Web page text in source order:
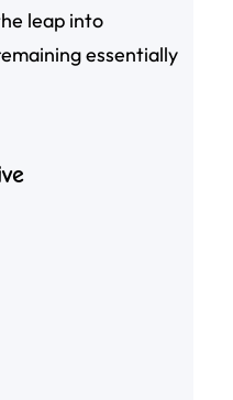
leap into
essentially